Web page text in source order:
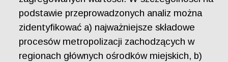
podstawie przeprowadzonych analiz można
zidentyfikować a) najważniejsze składowe
procesów metropolizacji zachodzących w
regionach głównych ośrodków miejskich, b)